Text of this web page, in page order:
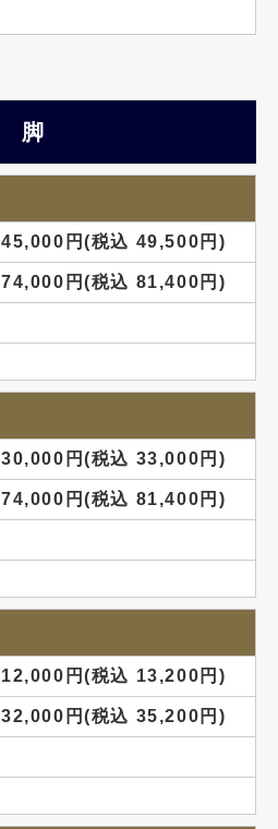
脚
45,000円(税込 49,500円)
74,000円(税込 81,400円)
30,000円(税込 33,000円)
74,000円(税込 81,400円)
12,000円(税込 13,200円)
32,000円(税込 35,200円)